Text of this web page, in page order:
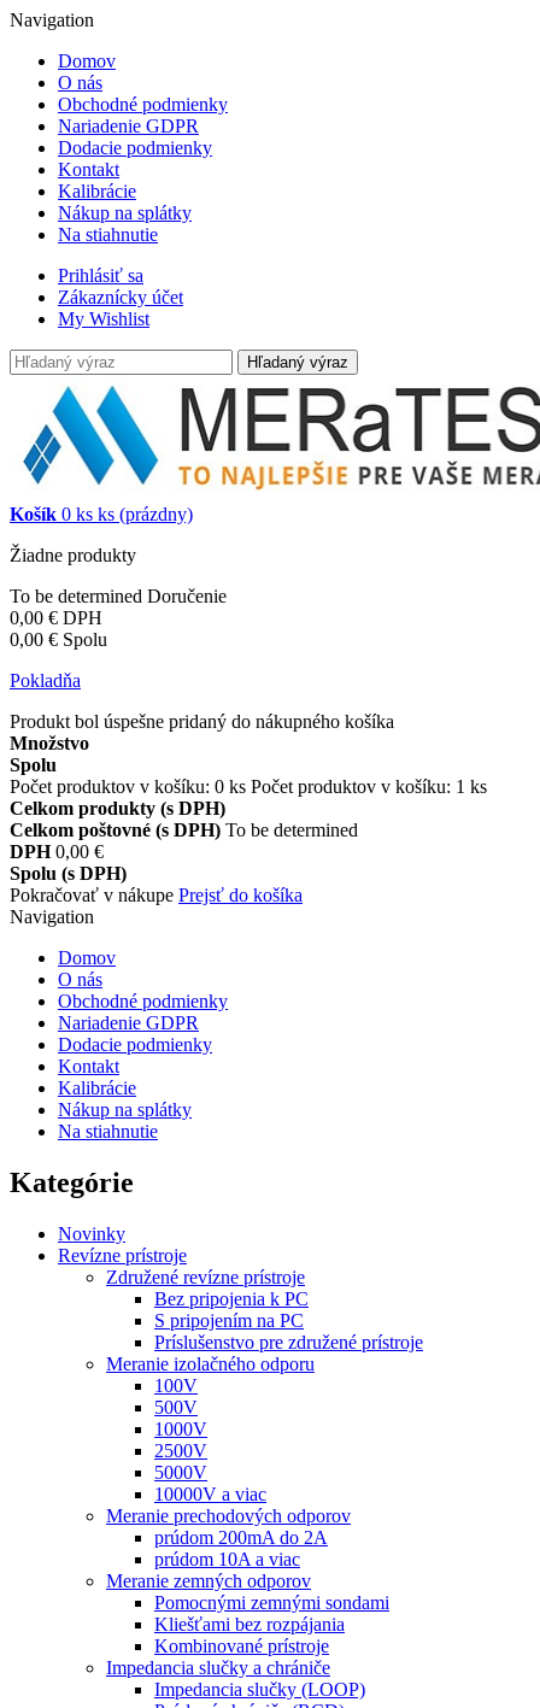
Navigation
Domov
O nás
Obchodné podmienky
Nariadenie GDPR
Dodacie podmienky
Kontakt
Kalibrácie
Nákup na splátky
Na stiahnutie
Prihlásiť sa
Zákaznícky účet
My Wishlist
Hľadaný výraz
Košík 0 ks ks (prázdny)
Žiadne produkty
To be determined Doručenie
0,00 € DPH
0,00 € Spolu
Pokladňa
Produkt bol úspešne pridaný do nákupného košíka
Množstvo
Spolu
Počet produktov v košíku: 0 ks Počet produktov v košíku: 1 ks
Celkom produkty (s DPH)
Celkom poštovné (s DPH) To be determined
DPH 0,00 €
Spolu (s DPH)
Pokračovať v nákupe Prejsť do košíka
Navigation
Domov
O nás
Obchodné podmienky
Nariadenie GDPR
Dodacie podmienky
Kontakt
Kalibrácie
Nákup na splátky
Na stiahnutie
Kategórie
Novinky
Revízne prístroje
Združené revízne prístroje
Bez pripojenia k PC
S pripojením na PC
Príslušenstvo pre združené prístroje
Meranie izolačného odporu
100V
500V
1000V
2500V
5000V
10000V a viac
Meranie prechodových odporov
prúdom 200mA do 2A
prúdom 10A a viac
Meranie zemných odporov
Pomocnými zemnými sondami
Kliešťami bez rozpájania
Kombinované prístroje
Impedancia slučky a chrániče
Impedancia slučky (LOOP)